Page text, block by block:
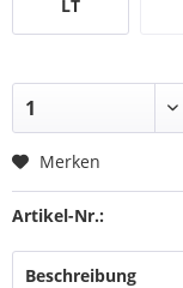
LT
Merken
Artikel-Nr.:
Beschreibung